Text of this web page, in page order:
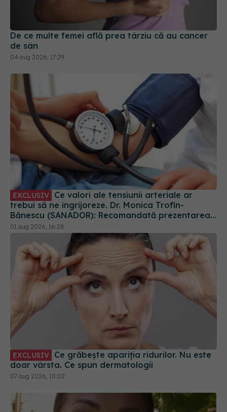
De ce multe femei află prea târziu că au cancer
de sân
04 aug 2026, 17:29
EXCLUSIV
trebui să ne îngrijoreze. Dr. Monica Trofin-
Bănescu (SANADOR): Recomandată prezentarea
la medic
01 aug 2026, 16:28
EXCLUSIV
doar vârsta. Ce spun dermatologii
07 aug 2026, 10:02